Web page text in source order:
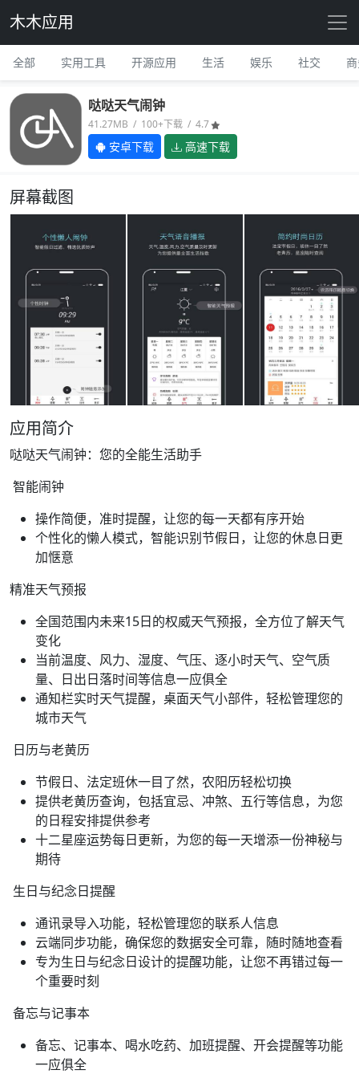
木木应用
全部 实用工具 开源应用 生活 娱乐 社交
哒哒天气闹钟
41.27MB / 100+下载 / 4.7
安卓下载 高速下载
屏幕截图
应用简介
哒哒天气闹钟：您的全能生活助手
智能闹钟
操作简便，准时提醒，让您的每一天都有序开始
个性化的懒人模式，智能识别节假日，让您的休息日更
加惬意
精准天气预报
全国范围内未来15日的权威天气预报，全方位了解天气
变化
当前温度、风力、湿度、气压、逐小时天气、空气质
量、日出日落时间等信息一应俱全
通知栏实时天气提醒，桌面天气小部件，轻松管理您的
城市天气
日历与老黄历
节假日、法定班休一目了然，农阳历轻松切换
提供老黄历查询，包括宜忌、冲煞、五行等信息，为您
的日程安排提供参考
十二星座运势每日更新，为您的每一天增添一份神秘与
期待
生日与纪念日提醒
通讯录导入功能，轻松管理您的联系人信息
云端同步功能，确保您的数据安全可靠，随时随地查看
专为生日与纪念日设计的提醒功能，让您不再错过每一
个重要时刻
备忘与记事本
备忘、记事本、喝水吃药、加班提醒、开会提醒等功能
一应俱全